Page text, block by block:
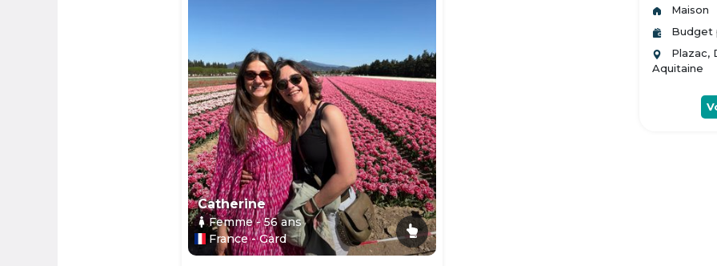
Catherine
Femme- 56ans
France - Gard
Maison
Budget
Plazac,
Aquitaine